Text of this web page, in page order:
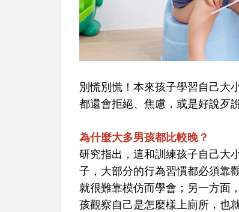
別慌別慌！本來孩子學習自己大
都還會拒絕、焦慮，或是好說歹
為什麼大多男孩都比較晚？
研究指出，這和訓練孩子自己大
子，大部分的行為習慣都必須靠
就很難靠模仿而學會；另一方面
孩觀察自己是怎麼樣上廁所，也